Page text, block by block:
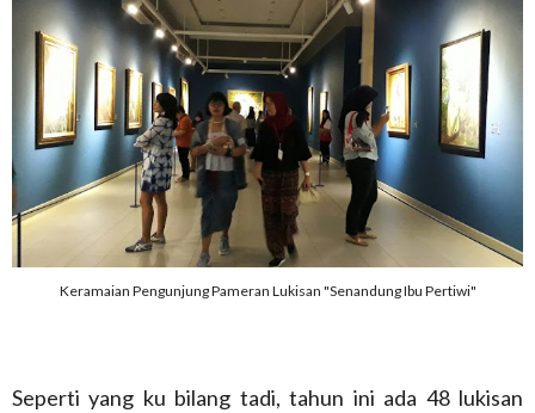
Keramaian Pengunjung Pameran Lukisan "Senandung Ibu Pertiwi"
Seperti yang ku bilang tadi, tahun ini ada 48 lukisan